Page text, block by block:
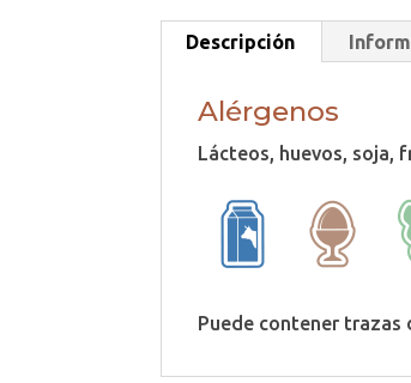
Descripción
Alérgenos
Lácteos, huevos, soja,
Puede contener